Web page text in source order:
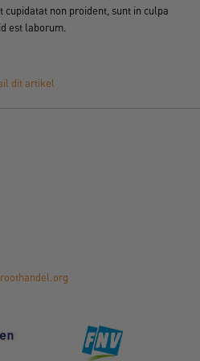
cupidatat non proident, sunt in culpa
est laborum.
dit artikel